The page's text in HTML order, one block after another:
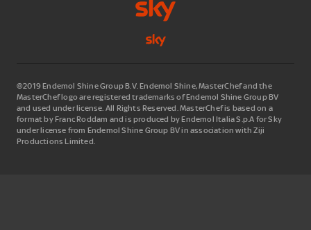
©2019 Endemol Shine Group B.V. Endemol Shine, MasterChef and the
MasterChef logo are registered trademarks of Endemol Shine Group BV
and used under license. All Rights Reserved. MasterChef is based on a
format by Franc Roddam and is produced by Endemol Italia S.p.A for Sky
under license from Endemol Shine Group BV in association with Ziji
Productions Limited.